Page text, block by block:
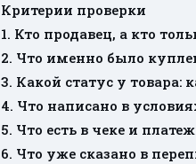
Критерии проверки
1. Кто продавец, а кто
2. Что именно было
3. Какой статус у товара:
4. Что написано в
5. Что есть в чеке и
6. Что уже сказано в